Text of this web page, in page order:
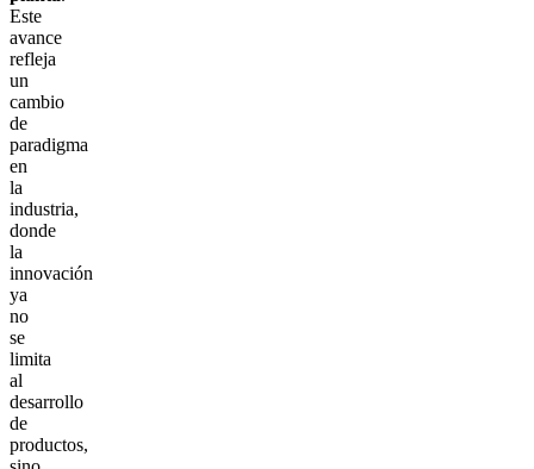
Este
avance
refleja
un
cambio
de
paradigma
en
la
industria,
donde
la
innovación
ya
no
se
limita
al
desarrollo
de
productos,